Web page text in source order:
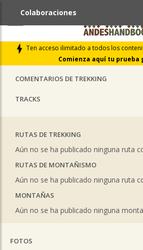
Ten acceso ilimitado a todos los
Comienza aquí tu
Colaboraciones
ÚLTIMAS COLABORACIONES PUBLICADAS
LIBROS DE CUMBRES
COMENTARIOS DE TREKKING
TRACKS
RUTAS DE TREKKING
Aún no se ha publicado ninguna ruta
RUTAS DE MONTAÑISMO
Aún no se ha publicado ninguna ruta
MONTAÑAS
Aún no se ha publicado ninguna
FOTOS